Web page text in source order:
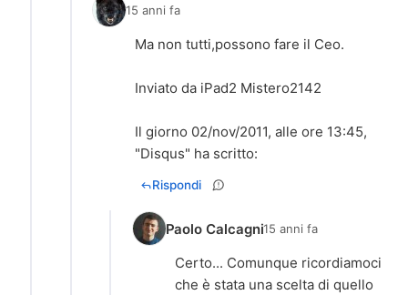
15 anni fa
Ma non tutti,possono fare il Ceo.
Inviato da iPad2 Mistero2142
Il giorno 02/nov/2011, alle ore 13:45,
"Disqus" ha scritto:
Rispondi
Paolo Calcagni15 anni fa
Certo... Comunque ricordiamoci
che è stata una scelta di quello